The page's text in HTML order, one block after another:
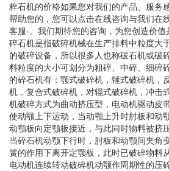
粹石机的价格如果您对我们的产品、服务
帮助您的，您可以点击在线咨询与我们在
客服-。我们期待您的咨询，为您创造价值
碎石机是指破碎机械在生产排料中粒度大
的破碎设备，所以很多人也称破石机或破
料粒度的大小可划分为粗碎、中碎、细碎
的碎石机有：颚式破碎机，锤式破碎机，
机，复合式破碎机，对辊式破碎机，冲击
机破碎方式为曲动挤压型，电动机驱动皮
使动颚上下运动，当动颚上升时肘板和动
动颚板向定颚板接近，与此同时物料被挤
当碎石机动颚下行时，肘板和动颚间夹角
簧的作用下离开定颚板，此时已破碎物料
电动机连续转动破碎机动颚作周期性的压